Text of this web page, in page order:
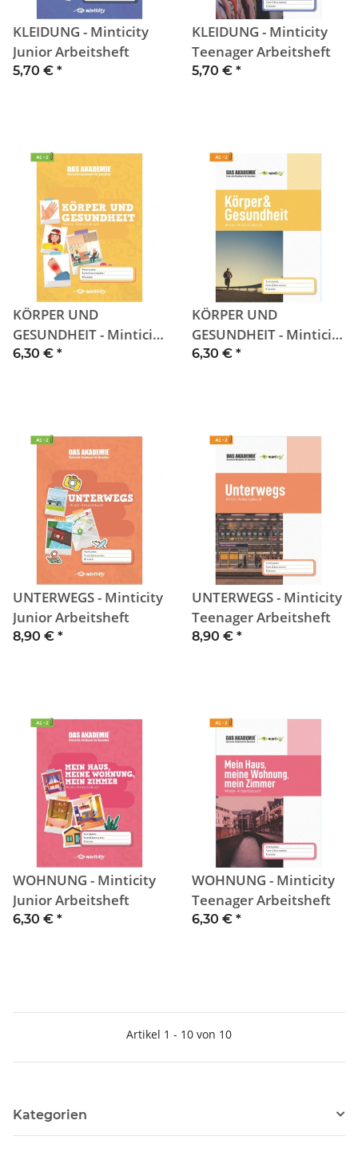
KLEIDUNG - Minticity
Junior Arbeitsheft
5,70 € *
KLEIDUNG - Minticity
Teenager Arbeitsheft
5,70 € *
KÖRPER UND
GESUNDHEIT - Minticity
Junior Arbeitsheft
6,30 € *
KÖRPER UND
GESUNDHEIT - Minticity
Teenager Arbeitsheft
6,30 € *
UNTERWEGS - Minticity
Junior Arbeitsheft
8,90 € *
UNTERWEGS - Minticity
Teenager Arbeitsheft
8,90 € *
WOHNUNG - Minticity
Junior Arbeitsheft
6,30 € *
WOHNUNG - Minticity
Teenager Arbeitsheft
6,30 € *
Artikel 1 - 10 von 10
Kategorien